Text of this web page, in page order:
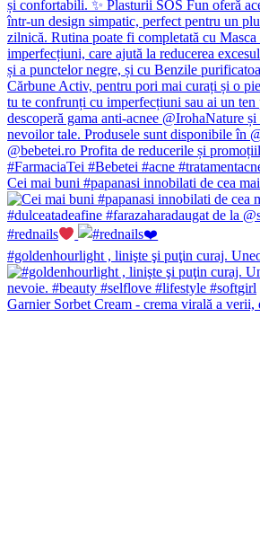
Cei mai buni #papanasi innobilati de cea
#rednails
#goldenhourlight , linişte şi puţin curaj.
Garnier Sorbet Cream - crema virală a verii,